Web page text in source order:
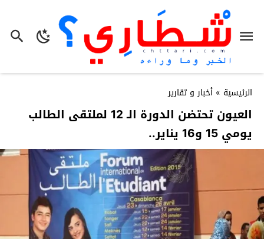
الرئيسية » أخبار و تقارير
العيون تحتضن الدورة الـ 12 لملتقى الطالب
يومي 15 و16 يناير..